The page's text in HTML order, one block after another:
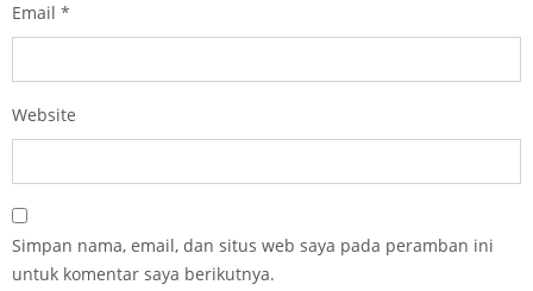
Email *
Website
Simpan nama, email, dan situs web saya pada peramban ini
untuk komentar saya berikutnya.